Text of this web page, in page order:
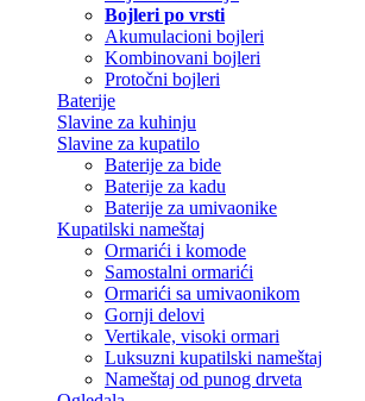
Bojleri po vrsti
Akumulacioni bojleri
Kombinovani bojleri
Protočni bojleri
Baterije
Slavine za kuhinju
Slavine za kupatilo
Baterije za bide
Baterije za kadu
Baterije za umivaonike
Kupatilski nameštaj
Ormarići i komode
Samostalni ormarići
Ormarići sa umivaonikom
Gornji delovi
Vertikale, visoki ormari
Luksuzni kupatilski nameštaj
Nameštaj od punog drveta